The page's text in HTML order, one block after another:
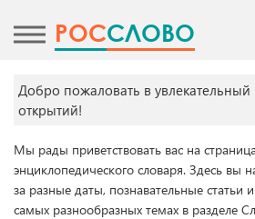
POCСЛОВО
Добро пожаловать в
открытий!
Мы рады приветствовать вас на
энциклопедического словаря. Здесь вы
за разные даты, познавательные статьи
самых разнообразных темах в разделе